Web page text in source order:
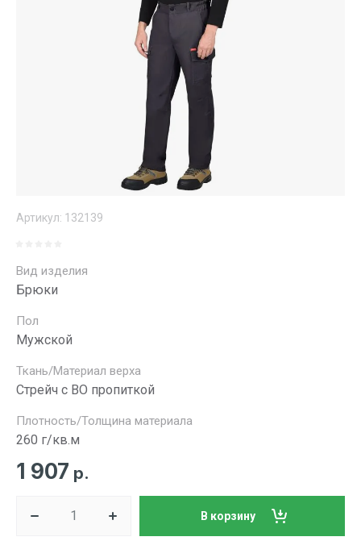
Артикул: 132139
Вид изделия
Брюки
Пол
Мужской
Ткань/Материал верха
Стрейч с ВО пропиткой
Плотность/Толщина материала
260 г/кв.м
1 907 р.
В корзину